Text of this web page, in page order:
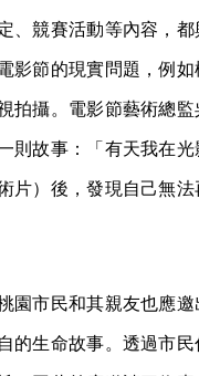
競賽活動等內容，都
影節的現實問題，例如
拍攝。電影節藝術總
則故事：「有天我在
）後，發現自己無法
市民和其親友也應邀
的生命故事。透過市民